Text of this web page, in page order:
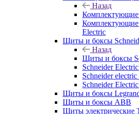
Назад
Комплектующие
Electric
Щиты и боксы
Назад
Щиты и боксы
Schneider
Schneider electric
Schneider
Щиты и боксы
Щиты и боксы ABB
Щиты электрические